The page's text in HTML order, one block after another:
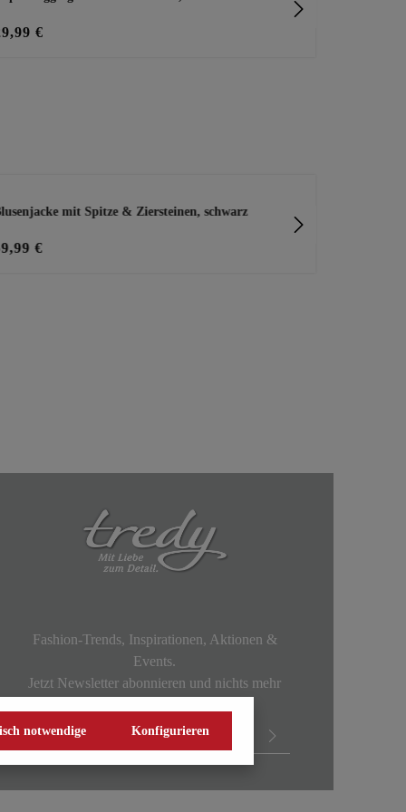
€
mit Spitze & Ziersteinen, schwarz
€
Fashion-Trends, Inspirationen, Aktionen &
Events.
Jetzt Newsletter abonnieren und nichts mehr
notwendige Konfigurieren